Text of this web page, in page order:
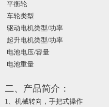
平衡轮
车轮类型
驱动电机类型/功率
起升电机类型/功率
电池电压/容量
电池重量
二、产品简介：
1、 机械转向，手把式操作